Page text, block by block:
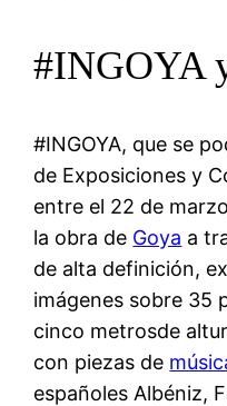
#INGOYA
#INGOYA, que se
de Exposiciones y
entre el 22 de
la obra de Goya a
de alta definición,
imágenes sobre 35
cinco metrosde
con piezas de
españoles Albéniz,